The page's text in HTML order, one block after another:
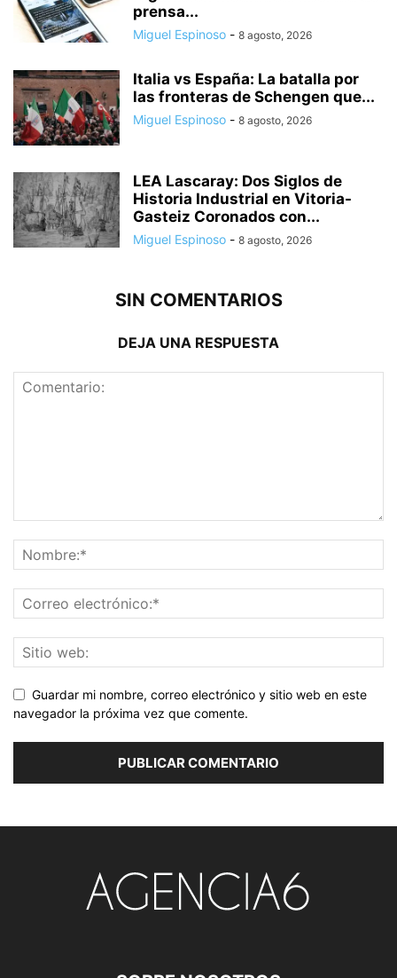
prensa...
Miguel Espinoso - 8 agosto, 2026
Italia vs España: La batalla por
las fronteras de Schengen que...
Miguel Espinoso - 8 agosto, 2026
LEA Lascaray: Dos Siglos de
Historia Industrial en Vitoria-
Gasteiz Coronados con...
Miguel Espinoso - 8 agosto, 2026
SIN COMENTARIOS
DEJA UNA RESPUESTA
Guardar mi nombre, correo electrónico y sitio web en este
navegador la próxima vez que comente.